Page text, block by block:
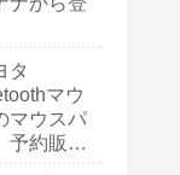
タ
マウ
マウスパ
予約販売